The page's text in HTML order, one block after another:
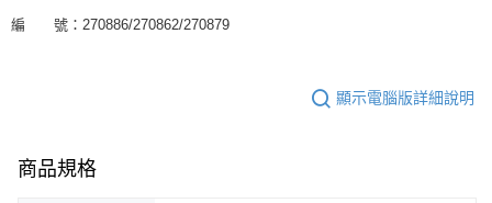
編 號：270886/270862/270879
顯示電腦版詳細說明
商品規格